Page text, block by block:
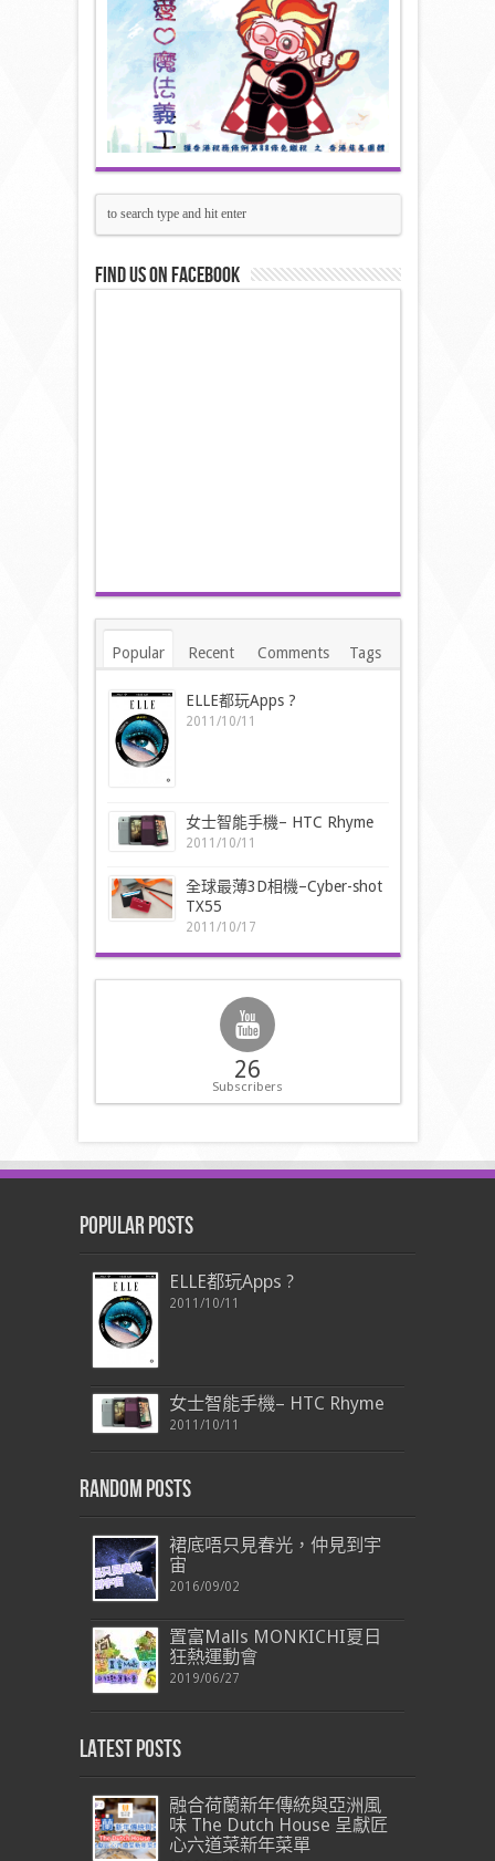
Find us on Facebook
Popular Recent Comments Tags
ELLE都玩Apps ?
2011/10/11
女士智能手機– HTC Rhyme
2011/10/11
全球最薄3D相機–Cyber-shot
TX55
2011/10/17
26
Subscribers
Popular Posts
ELLE都玩Apps ?
2011/10/11
女士智能手機– HTC Rhyme
2011/10/11
Random Posts
裙底唔只見春光，仲見到宇
宙
2016/09/02
置富Malls MONKICHI夏日
狂熱運動會
2019/06/27
Latest Posts
融合荷蘭新年傳統與亞洲風
味 The Dutch House 呈獻匠
心六道菜新年菜單